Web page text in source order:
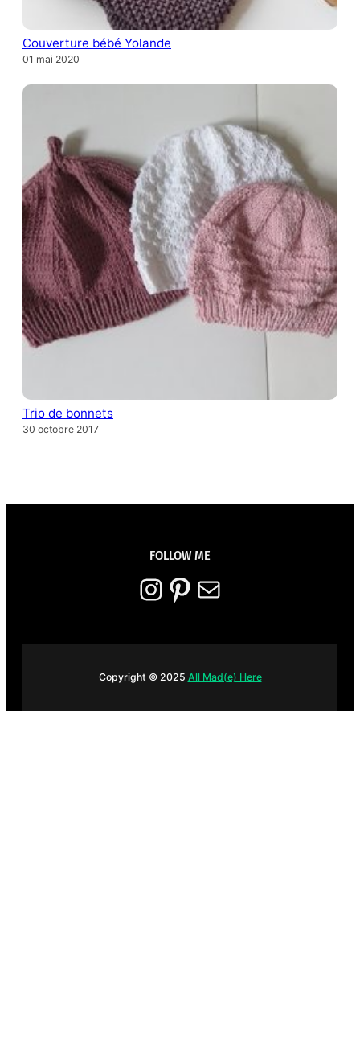
Couverture bébé Yolande
01 mai 2020
Trio de bonnets
30 octobre 2017
FOLLOW ME
Instagram Pinterest E-mail
Copyright © 2025 All Mad(e) Here